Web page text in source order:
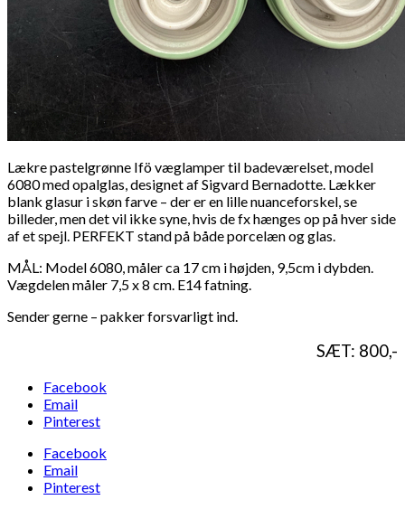
Lækre pastelgrønne Ifö væglamper til badeværelset, model
6080 med opalglas, designet af Sigvard Bernadotte. Lækker
blank glasur i skøn farve – der er en lille nuanceforskel, se
billeder, men det vil ikke syne, hvis de fx hænges op på hver side
af et spejl. PERFEKT stand på både porcelæn og glas.
MÅL: Model 6080, måler ca 17 cm i højden, 9,5cm i dybden.
Vægdelen måler 7,5 x 8 cm. E14 fatning.
Sender gerne – pakker forsvarligt ind.
SÆT: 800,-
Facebook
Email
Pinterest
Facebook
Email
Pinterest